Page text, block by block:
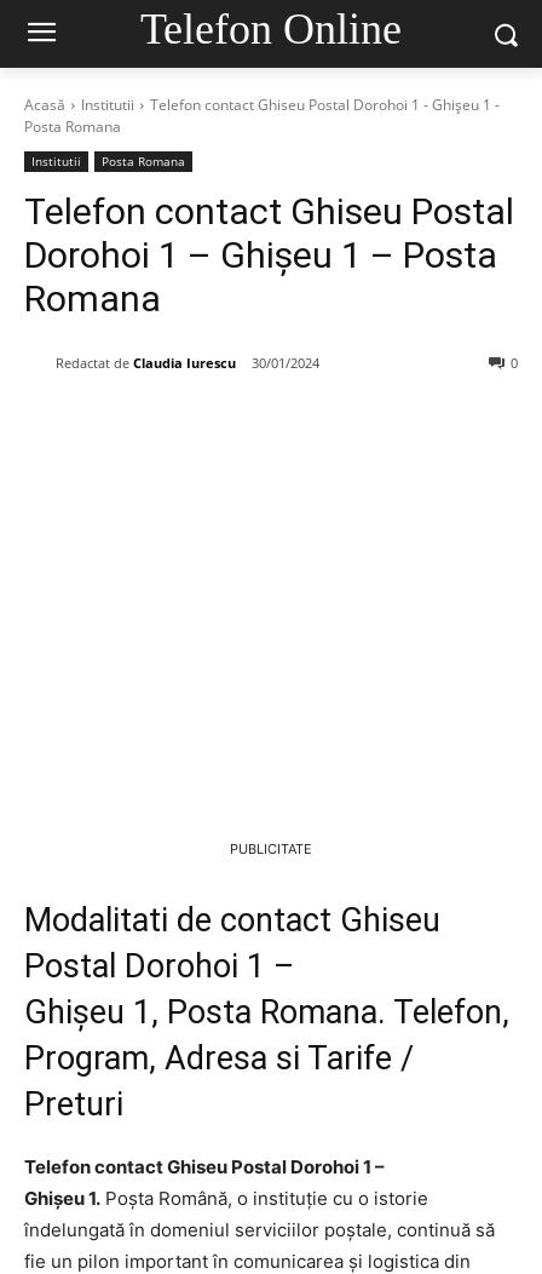
Telefon Online
Acasă Institutii
Telefon contact Ghiseu Postal Dorohoi 1 - Ghişeu 1 -
Posta Romana
Institutii Posta Romana
Telefon contact Ghiseu Postal
Dorohoi 1 – Ghişeu 1 – Posta
Romana
Redactat de Claudia Iurescu 30/01/2024 0
PUBLICITATE
Modalitati de contact Ghiseu
Postal Dorohoi 1 –
Ghişeu 1, Posta Romana. Telefon,
Program, Adresa si Tarife /
Preturi
Telefon contact Ghiseu Postal Dorohoi 1 –
Ghişeu 1. Poșta Română, o instituție cu o istorie
îndelungată în domeniul serviciilor poștale, continuă să
fie un pilon important în comunicarea și logistica din